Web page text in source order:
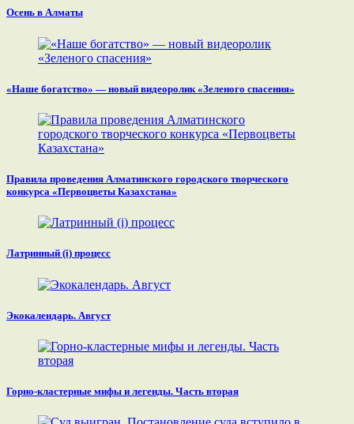
Осень в Алматы
«Наше богатство» — новый видеоролик «Зеленого спасения»
Правила проведения Алматинского городского творческого
конкурса «Первоцветы Казахстана»
Латринный (i) процесс
Экокалендарь. Август
Горно-кластерные мифы и легенды. Часть вторая